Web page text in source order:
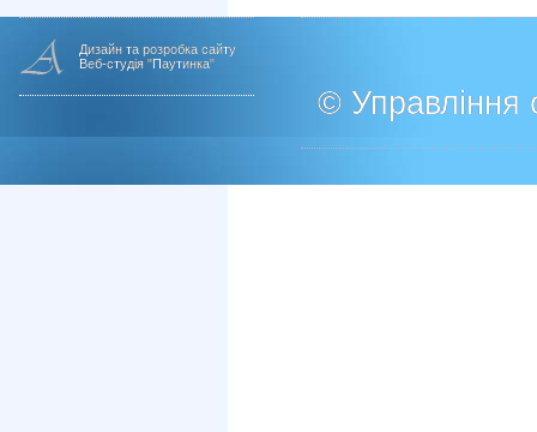
Дизайн та розробка сайту
Веб-студія "Паутинка"
© Управління